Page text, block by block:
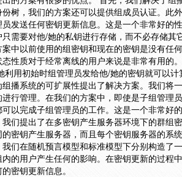
份树，我们的方案还可以提供组成员认证。此
员发送任何密钥更新信息。这是一个非常好的
只需要对他/她的私钥进行存储，而不必存储
案中以前使用的组密钥和现在的密钥是没有任
态性质对于经常离线的用户来说是非常有用的
利用初始时组管理员发给他/她的密钥就可以
组播系统的可扩展性提出了解决方案。我们将
进行管理。在我们的方案中，即使是子组管理
可以完成子组管理员的工作。这是一个非常好
我们提出了在多密钥产生服务器环境下的群组
的密钥产生服务器，而且每个密钥服务器的系
我们在随机预言模型和标准模型下分别构造了
内的用户产生任何的影响。在密钥更新的过程
密钥更新信息。